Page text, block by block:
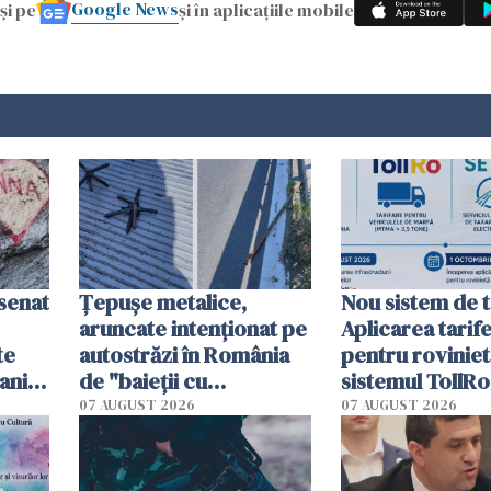
pe Google Newsși în aplicațiile mobile
Țepușe metalice,
aruncate intenționat pe
autostrăzi în România
de "baieții cu
platforme": "Mi-au
cerut 1200 lei să mă
tracteze"
07 AUGUST 2026
Nou sistem de
Aplicarea
pentru
sistemul
începe la 1
07 AUGUST 2026